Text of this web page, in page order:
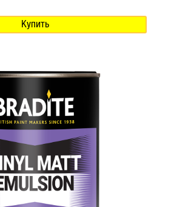
Купить